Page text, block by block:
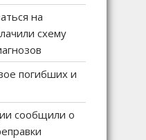
на
схему
погибших и
сообщили о